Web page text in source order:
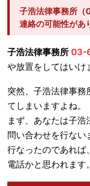
子浩法律事務所
連絡の可能性があ
子浩法律事務所 03-
や放置をしてはいけ
突然、子浩法律事務
てしまいますよね。
まず、あなたは子
問い合わせを行ない
行なったのであれば
電話かと思われます。